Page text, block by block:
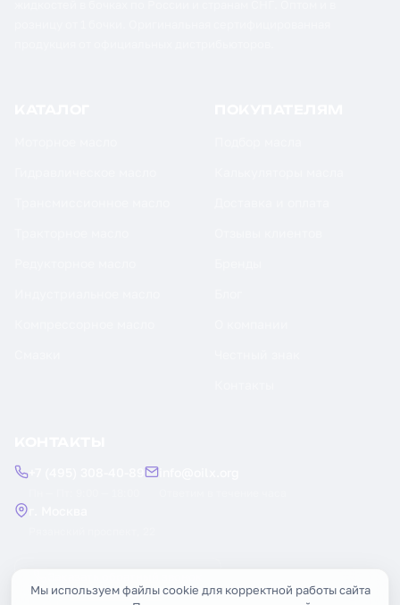
Мы используем файлы cookie для корректной работы сайта